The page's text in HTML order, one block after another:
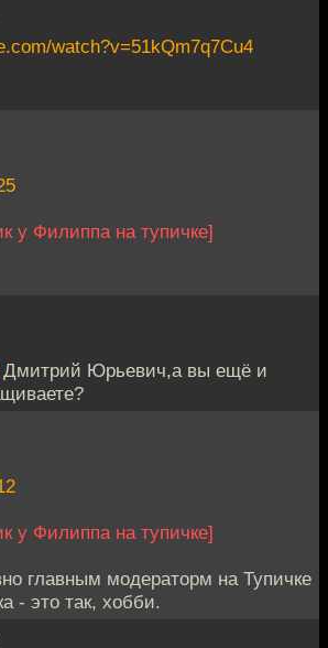
watch?v=51kQm7q7Cu4
у Филиппа на тупичке]
Дмитрий Юрьевич,а вы ещё и
у Филиппа на тупичке]
главным модераторм на Тупичке
- это так, хобби.